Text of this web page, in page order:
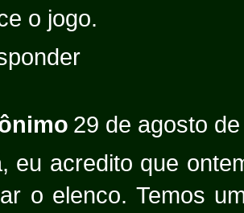
o jogo.
29 de agosto
eu acredito que
o elenco. Temos